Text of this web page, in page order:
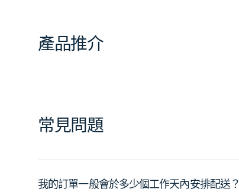
產品推介
常見問題
我的訂單一般會於多少個工作天內安排配送？